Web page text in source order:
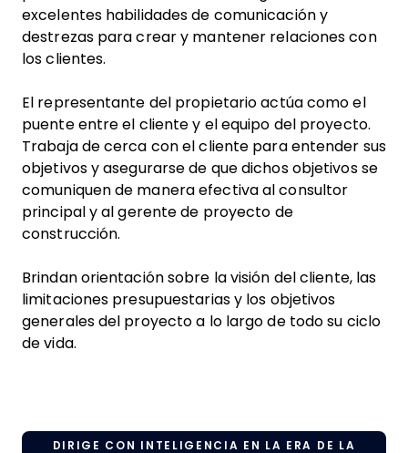
excelentes habilidades de comunicación y
destrezas para crear y mantener relaciones con
los clientes.
El representante del propietario actúa como el
puente entre el cliente y el equipo del proyecto.
Trabaja de cerca con el cliente para entender sus
objetivos y asegurarse de que dichos objetivos se
comuniquen de manera efectiva al consultor
principal y al gerente de proyecto de
construcción.
Brindan orientación sobre la visión del cliente, las
limitaciones presupuestarias y los objetivos
generales del proyecto a lo largo de todo su ciclo
de vida.
DIRIGE CON INTELIGENCIA EN LA ERA DE LA